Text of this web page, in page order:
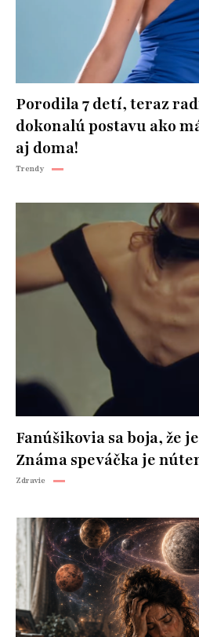
Porodila 7 detí, teraz
dokonalú postavu ako
aj doma!
Trendy
Fanúšikovia sa boja, že
Známa speváčka je
Zdravie